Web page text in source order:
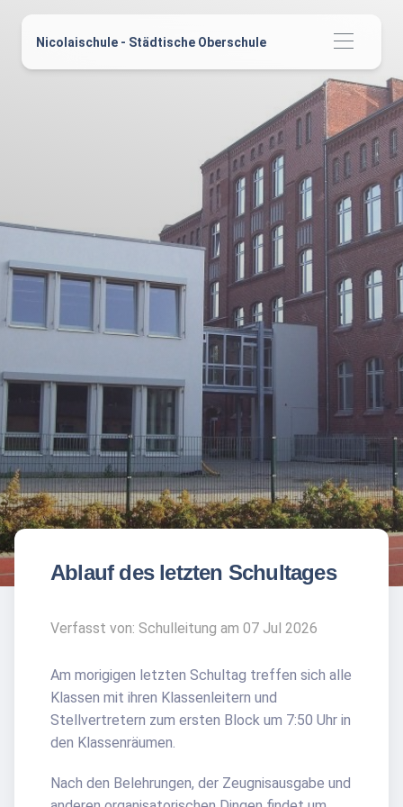
Nicolaischule - Städtische Oberschule
Ablauf des letzten Schultages
Verfasst von: Schulleitung am 07 Jul 2026
Am morigigen letzten Schultag treffen sich alle
Klassen mit ihren Klassenleitern und
Stellvertretern zum ersten Block um 7:50 Uhr in
den Klassenräumen.
Nach den Belehrungen, der Zeugnisausgabe und